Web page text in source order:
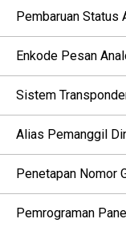
Pembaruan Status
Enkode Pesan
Sistem
Alias Pemanggil
Penetapan Nomor
Pemrograman